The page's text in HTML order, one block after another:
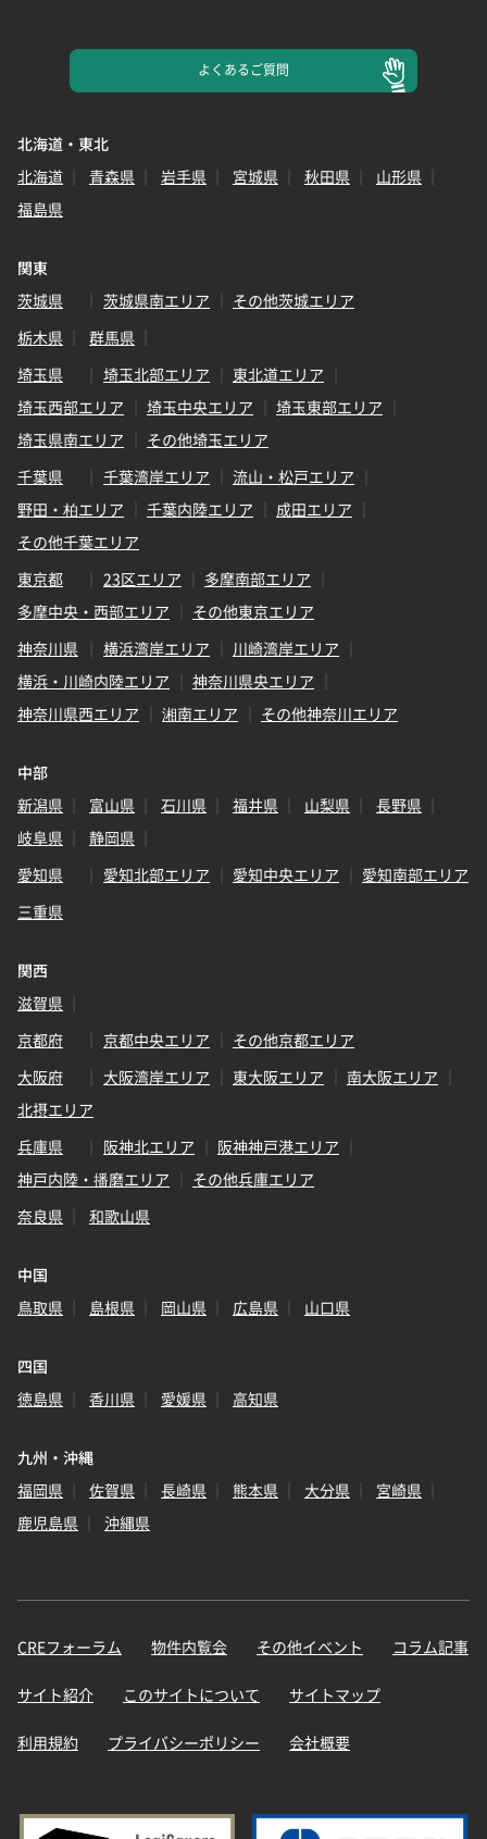
よくあるご質問
北海道・東北
北海道
青森県 岩手県 宮城県 秋田県
山形県
福島県
関東
茨城県
茨城県南エリア
その他茨城エリア
栃木県
群馬県
埼玉県
埼玉北部エリア
東北道エリア
埼玉西部エリア
埼玉中央エリア
埼玉東部エリア
埼玉県南エリア
その他埼玉エリア
千葉県
千葉湾岸エリア
流山・松戸エリア
野田・柏エリア
千葉内陸エリア
成田エリア
その他千葉エリア
東京都
23区エリア
多摩南部エリア
多摩中央・西部エリア
その他東京エリア
神奈川県
横浜湾岸エリア
川崎湾岸エリア
横浜・川崎内陸エリア
神奈川県央エリア
神奈川県西エリア
湘南エリア その他神奈川エリア
中部
新潟県
富山県 石川県 福井県 山梨県
長野県
岐阜県
静岡県
愛知県
愛知北部エリア 愛知中央エリア
愛知南部エリア
三重県
関西
滋賀県
京都府
京都中央エリア
その他京都エリア
大阪府
大阪湾岸エリア 東大阪エリア
南大阪エリア
北摂エリア
兵庫県
阪神北エリア
阪神神戸港エリア
神戸内陸・播磨エリア
その他兵庫エリア
奈良県
和歌山県
中国
鳥取県
島根県 岡山県 広島県 山口県
四国
徳島県
香川県 愛媛県 高知県
九州・沖縄
福岡県
佐賀県 長崎県 熊本県 大分県
宮崎県
鹿児島県
沖縄県
CREフォーラム 物件内覧会 その他イベント コラム記事
サイト紹介 このサイトについて サイトマップ
利用規約 プライバシーポリシー 会社概要